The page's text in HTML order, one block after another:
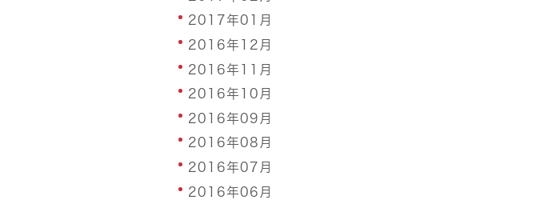
2017年01月
2016年12月
2016年11月
2016年10月
2016年09月
2016年08月
2016年07月
2016年06月